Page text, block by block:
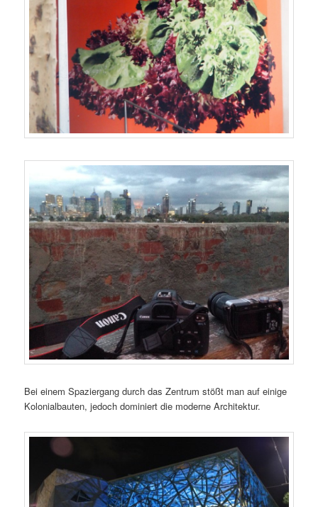
Bei einem Spaziergang durch das Zentrum stößt man auf einige
Kolonialbauten, jedoch dominiert die moderne Architektur.